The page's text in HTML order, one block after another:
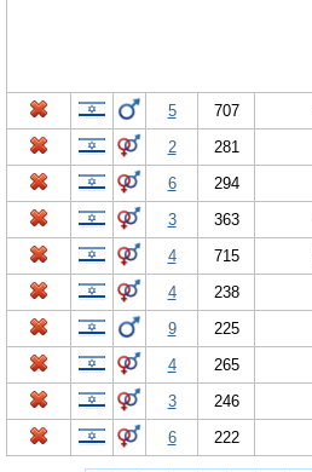
707
5
281
2
294
6
363
3
715
4
238
4
225
9
265
4
246
3
222
6